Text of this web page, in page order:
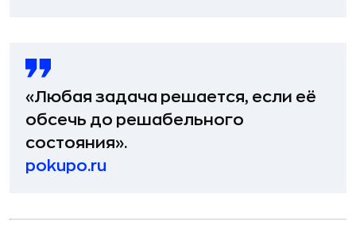
«Любая задача решается, если её
обсечь до решабельного
состояния».
pokupo.ru